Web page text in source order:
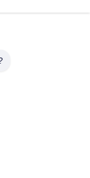
topkwaliteit"